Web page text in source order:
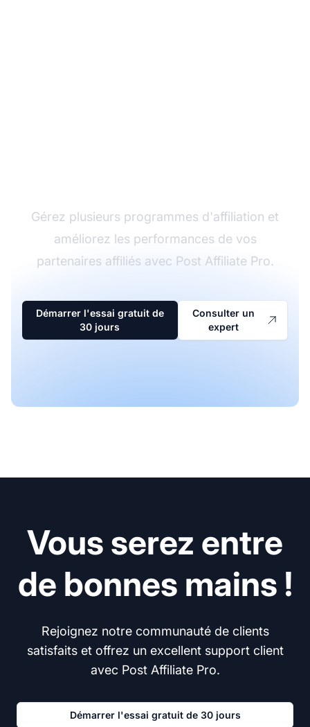
Gérez plusieurs programmes d'affiliation et
améliorez les performances de vos
partenaires affiliés avec Post Affiliate Pro.
Démarrer l'essai gratuit de
30 jours
Consulter un
expert
Vous serez entre
de bonnes mains !
Rejoignez notre communauté de clients
satisfaits et offrez un excellent support client
avec Post Affiliate Pro.
Démarrer l'essai gratuit de 30 jours